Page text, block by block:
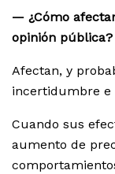
— ¿Cómo
opinión pública?
Afectan, y
incertidumbre e
Cuando sus
aumento de